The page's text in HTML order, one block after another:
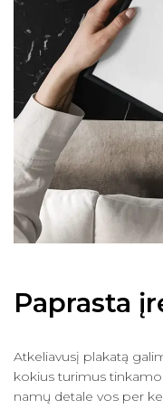
Paprasta
Atkeliavusį plakatą
kokius turimus
namų detale vos per